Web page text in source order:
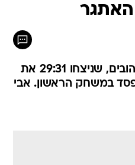
האתגר
הישג היסטורי ומדהים לצהובים, שניצחו 29:31 את
במשחק הראשון. אבי